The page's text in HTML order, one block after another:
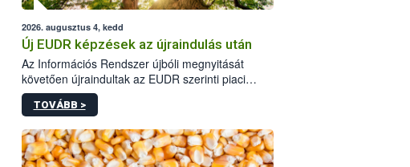
2026. augusztus 4, kedd
Új EUDR képzések az újraindulás után
Az Információs Rendszer újbóli megnyitását
követően újraindultak az EUDR szerinti piaci
szereplőknek szóló online képzések.
TOVÁBB >